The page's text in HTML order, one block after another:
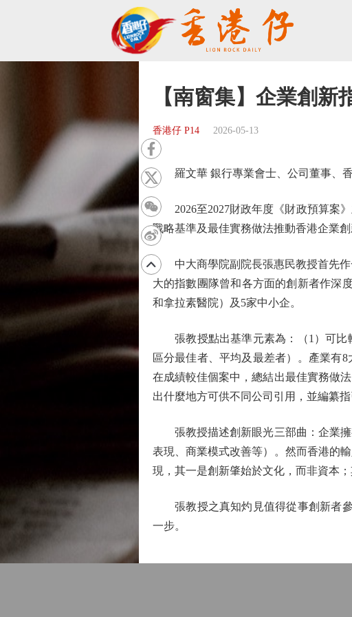
【南窗集】企業創新
香港仔 P14 2026-05-13
羅文華 銀行專業會士、公司董事、香
2026至2027財政年度《財政預算案》
戰略基準及最佳實務做法推動香港企業
中大商學院副院長張惠民教授首先作
大的指數團隊曾和各方面的創新者作深
和拿拉素醫院）及5家中小企。
張教授點出基準元素為：（1）可比
區分最佳者、平均及最差者）。產業有
在成績較佳個案中，總結出最佳實務做
出什麼地方可供不同公司引用，並編纂
張教授描述創新眼光三部曲：企業擁
表現、商業模式改善等）。然而香港的
現，其一是創新肇始於文化，而非資本
張教授之真知灼見值得從事創新者參
一步。